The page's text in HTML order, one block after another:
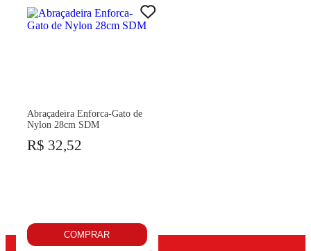
Abraçadeira Enforca-Gato de
Nylon 28cm SDM
R$ 32,52
COMPRAR